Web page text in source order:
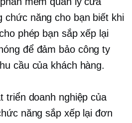
chức năng cho bạn biết khi
phép bạn sắp xếp lại
để đảm bảo công ty
cầu của khách hàng.
triển doanh nghiệp của
năng sắp xếp lại đơn